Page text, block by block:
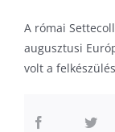
A római
augusztusi
volt a